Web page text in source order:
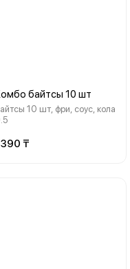
байтсы 10 шт
10 шт, фри, соус, кола
₸